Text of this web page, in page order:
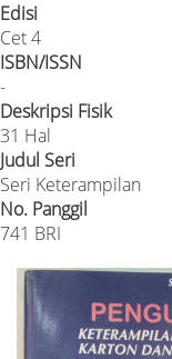
Edisi
Cet 4
ISBN/ISSN
-
Deskripsi Fisik
31 Hal
Judul Seri
Seri Keterampilan
No. Panggil
741 BRI